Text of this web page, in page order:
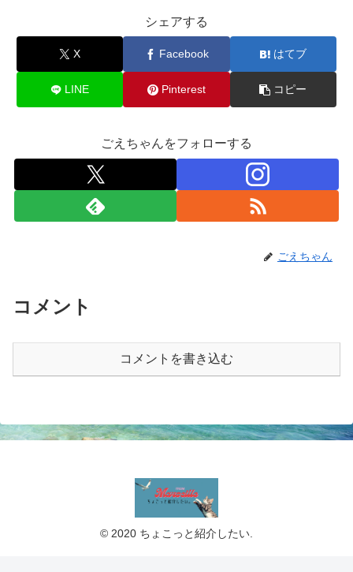
シェアする
X Facebook はてブ
LINE Pinterest コピー
ごえちゃんをフォローする
ごえちゃん
コメント
コメントを書き込む
© 2020 ちょこっと紹介したい.